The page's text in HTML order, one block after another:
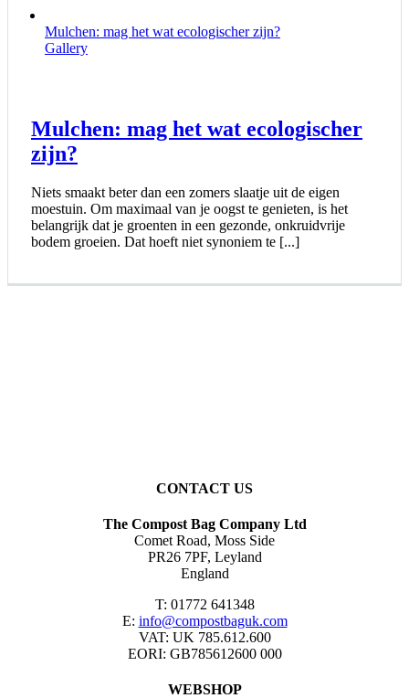
Mulchen: mag het wat ecologischer zijn?
Gallery
Mulchen: mag het wat ecologischer
zijn?
Niets smaakt beter dan een zomers slaatje uit de eigen
moestuin. Om maximaal van je oogst te genieten, is het
belangrijk dat je groenten in een gezonde, onkruidvrije
bodem groeien. Dat hoeft niet synoniem te [...]
CONTACT US
The Compost Bag Company Ltd
Comet Road, Moss Side
PR26 7PF, Leyland
England
T: 01772 641348
E: info@compostbaguk.com
VAT: UK 785.612.600
EORI: GB785612600 000
WEBSHOP